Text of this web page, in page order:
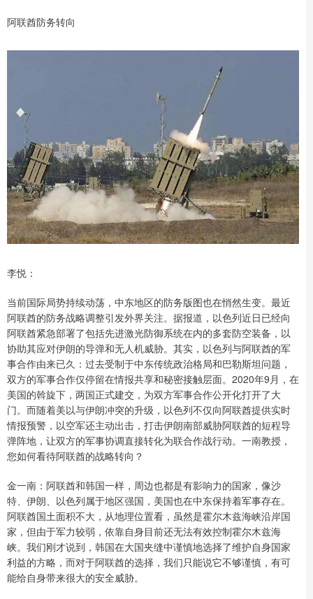
阿联酋防务转向
李悦：
当前国际局势持续动荡，中东地区的防务版图也在悄然生变。最近
阿联酋的防务战略调整引发外界关注。据报道，以色列近日已经向
阿联酋紧急部署了包括先进激光防御系统在内的多套防空装备，以
协助其应对伊朗的导弹和无人机威胁。其实，以色列与阿联酋的军
事合作由来已久：过去受制于中东传统政治格局和巴勒斯坦问题，
双方的军事合作仅停留在情报共享和秘密接触层面。2020年9月，在
美国的斡旋下，两国正式建交，为双方军事合作公开化打开了大
门。而随着美以与伊朗冲突的升级，以色列不仅向阿联酋提供实时
情报预警，以空军还主动出击，打击伊朗南部威胁阿联酋的短程导
弹阵地，让双方的军事协调直接转化为联合作战行动。一南教授，
您如何看待阿联酋的战略转向？
金一南：阿联酋和韩国一样，周边也都是有影响力的国家，像沙
特、伊朗、以色列属于地区强国，美国也在中东保持着军事存在。
阿联酋国土面积不大，从地理位置看，虽然是霍尔木兹海峡沿岸国
家，但由于军力较弱，依靠自身目前还无法有效控制霍尔木兹海
峡。我们刚才说到，韩国在大国夹缝中谨慎地选择了维护自身国家
利益的方略，而对于阿联酋的选择，我们只能说它不够谨慎，有可
能给自身带来很大的安全威胁。